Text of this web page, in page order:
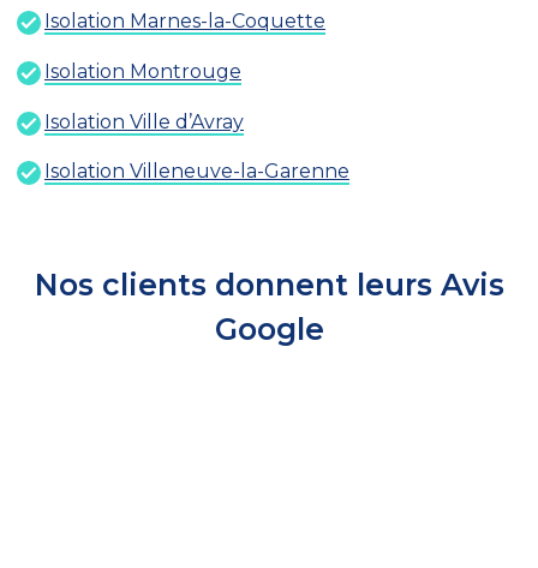
Isolation Marnes-la-Coquette
Isolation Montrouge
Isolation Ville d’Avray
Isolation Villeneuve-la-Garenne
Nos clients donnent leurs Avis
Google